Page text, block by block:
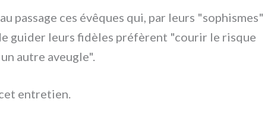
pas­sa­ge ces évê­ques qui, par leurs "sophi­smes"
gui­der leurs fidè­les pré­fè­rent "cou­rir le risque
autre aveu­gle".
entre­tien.